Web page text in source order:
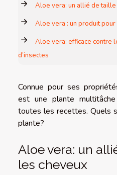
Aloe vera: un allié de
Aloe vera : un produit
Aloe vera: efficace contre
d’insectes
Connue pour ses
est une plante
toutes les recettes. Quels
plante?
Aloe vera: un
les cheveux